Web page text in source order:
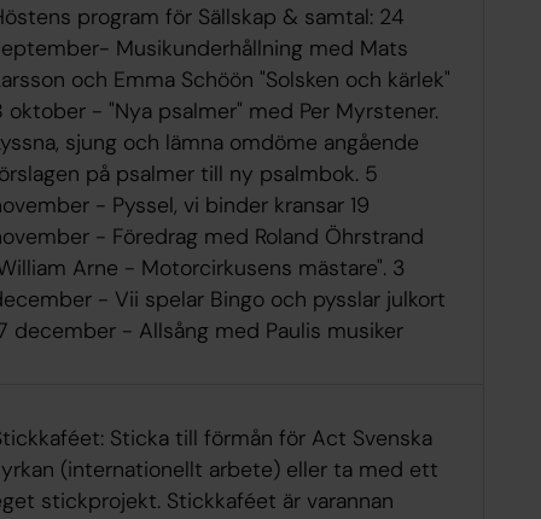
program för Sällskap & samtal: 24
Musikunderhållning med Mats
och Emma Schöön "Solsken och kärlek"
oktober - "Nya psalmer" med Per Myrstener.
sjung och lämna omdöme angående
på psalmer till ny psalmbok. 5
- Pyssel, vi binder kransar 19
- Föredrag med Roland Öhrstrand
Arne - Motorcirkusens mästare". 3
- Vii spelar Bingo och pysslar julkort
december - Allsång med Paulis musiker
Sticka till förmån för Act Svenska
(internationellt arbete) eller ta med ett
stickprojekt. Stickkaféet är varannan